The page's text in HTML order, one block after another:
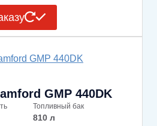
GMP 440DK
Топливный бак
810 л